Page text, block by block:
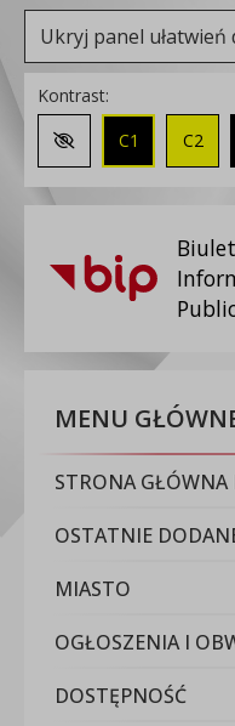
Ukryj panel ułatwień
Kontrast:
Zmień kontrast na
C1 C2
MENU
STRONA GŁÓWNA
OSTATNIE
MIASTO
OGŁOSZENIA I
DOSTĘPNOŚĆ